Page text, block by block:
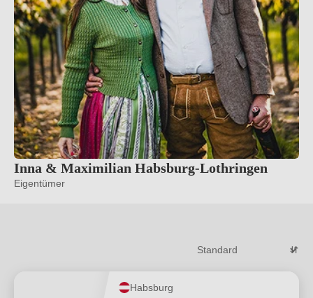
Inna & Maximilian Habsburg-Lothringen
Eigentümer
Habsburg